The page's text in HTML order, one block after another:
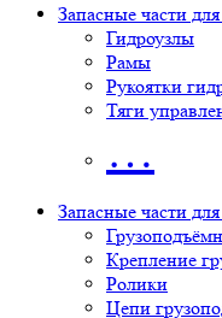
Запасные части
Гидроузлы
Рамы
Рукоятки
Тяги
…
Запасные части
Крепление
Ролики
Цепи